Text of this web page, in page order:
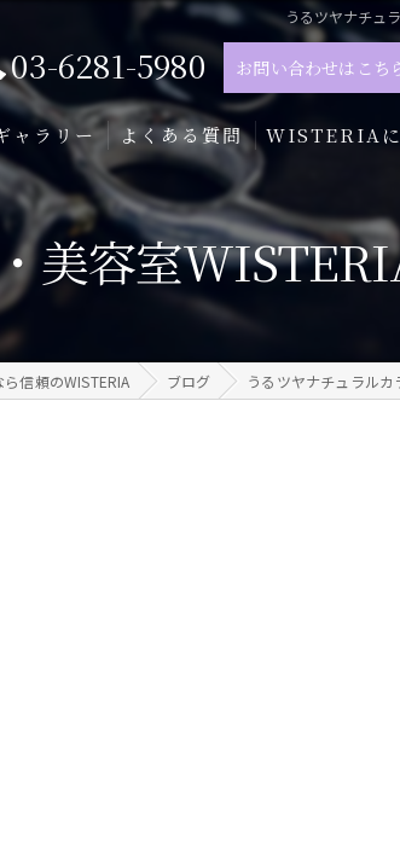
うるツヤナチュ
03-6281-5980 お問い合わせはこち
ャラリー よくある質問 WISTERIA
髪質改善
トリートメント
メンズ
美容室
信頼のWISTERIA ブログ うるツヤナチュラルカ